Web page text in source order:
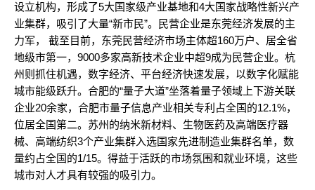
设立机构，形成了5大国家级产业基地和4大国家战略性新兴产
业集群，吸引了大量“新市民”。民营企业是东莞经济发展的主
力军， 截至目前，东莞民营经济市场主体超160万户、居全省
地级市第一，9000多家高新技术企业中超9成为民营企业。杭
州则抓住机遇，数字经济、平台经济快速发展，以数字化赋能
城市能级跃升。合肥的“量子大道”坐落着量子领域上下游关联
企业20余家，合肥市量子信息产业相关专利占全国的12.1%，
位居全国第二。苏州的纳米新材料、生物医药及高端医疗器
械、高端纺织3个产业集群入选国家先进制造业集群名单，数
量约占全国的1/15。得益于活跃的市场氛围和就业环境，这些
城市对人才具有较强的吸引力。